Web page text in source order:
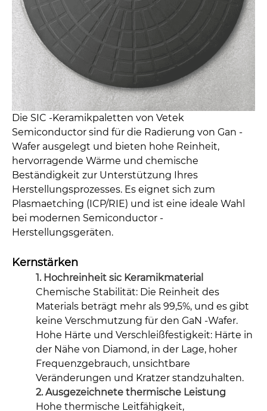
Die SIC -Keramikpaletten von Vetek
Semiconductor sind für die Radierung von Gan -
Wafer ausgelegt und bieten hohe Reinheit,
hervorragende Wärme und chemische
Beständigkeit zur Unterstützung Ihres
Herstellungsprozesses. Es eignet sich zum
Plasmaetching (ICP/RIE) und ist eine ideale Wahl
bei modernen Semiconductor -
Herstellungsgeräten.
Kernstärken
1. Hochreinheit sic Keramikmaterial
Chemische Stabilität: Die Reinheit des
Materials beträgt mehr als 99,5%, und es gibt
keine Verschmutzung für den GaN -Wafer.
Hohe Härte und Verschleißfestigkeit: Härte in
der Nähe von Diamond, in der Lage, hoher
Frequenzgebrauch, unsichtbare
Veränderungen und Kratzer standzuhalten.
2. Ausgezeichnete thermische Leistung
Hohe thermische Leitfähigkeit,